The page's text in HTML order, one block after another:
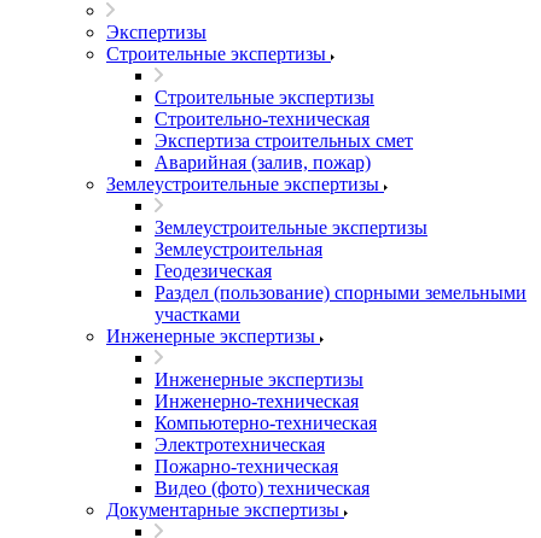
Экспертизы
Строительные экспертизы
Строительные экспертизы
Строительно-техническая
Экспертиза строительных смет
Аварийная (залив, пожар)
Землеустроительные экспертизы
Землеустроительные экспертизы
Землеустроительная
Геодезическая
Раздел (пользование) спорными земельными
участками
Инженерные экспертизы
Инженерные экспертизы
Инженерно-техническая
Компьютерно-техническая
Электротехническая
Пожарно-техническая
Видео (фото) техническая
Документарные экспертизы